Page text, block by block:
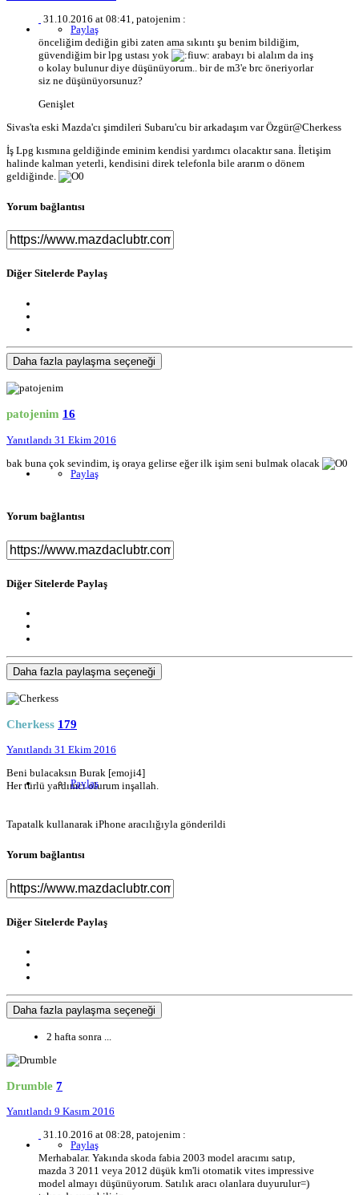
Paylaş
31.10.2016 at 08:41, patojenim :
önceliğim dediğin gibi zaten ama sıkıntı şu benim bildiğim,
güvendiğim bir lpg ustası yok
arabayı bi alalım da inş
o kolay bulunur diye düşünüyorum.. bir de m3'e brc öneriyorlar
siz ne düşünüyorsunuz?
Genişlet
Sivas'ta eski Mazda'cı şimdileri Subaru'cu bir arkadaşım var Özgür@Cherkess
İş Lpg kısmına geldiğinde eminim kendisi yardımcı olacaktır sana. İletişim
halinde kalman yeterli, kendisini direk telefonla bile ararım o dönem
geldiğinde.
Yorum bağlantısı
Diğer Sitelerde Paylaş
Daha fazla paylaşma seçeneği
patojenim 16
Yanıtlandı 31 Ekim 2016
Paylaş
bak buna çok sevindim, iş oraya gelirse eğer ilk işim seni bulmak olacak
Yorum bağlantısı
Diğer Sitelerde Paylaş
Daha fazla paylaşma seçeneği
Cherkess 179
Yanıtlandı 31 Ekim 2016
Paylaş
Beni bulacaksın Burak [emoji4]
Her türlü yardımcı olurum inşallah.
Tapatalk kullanarak iPhone aracılığıyla gönderildi
Yorum bağlantısı
Diğer Sitelerde Paylaş
Daha fazla paylaşma seçeneği
2 hafta sonra ...
Drumble 7
Yanıtlandı 9 Kasım 2016
Paylaş
31.10.2016 at 08:28, patojenim :
Merhabalar. Yakında skoda fabia 2003 model aracımı satıp,
mazda 3 2011 veya 2012 düşük km'li otomatik vites impressive
model almayı düşünüyorum. Satılık aracı olanlara duyurulur=)